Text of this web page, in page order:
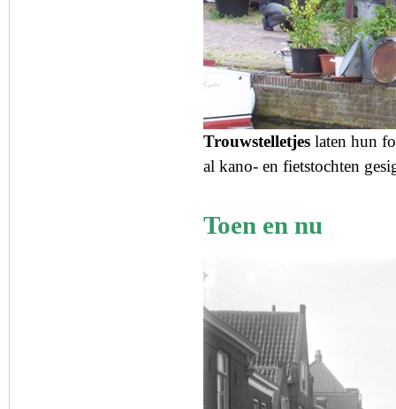
Trouwstelletjes laten hun
al kano- en fietstochten
Toen en nu